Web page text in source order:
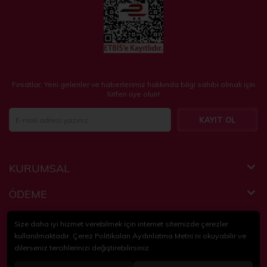
Fırsatlar, Yeni gelenler ve haberlerimiz hakkında bilgi sahibi olmak için
lütfen üye olun!
KAYIT OL
KURUMSAL
ÖDEME
FAYDALI BİLGİLER
© 2018-2024KidsPartim. Tüm hakları saklıdır.
Size daha iyi hizmet verebilmek için internet sitemizde çerezler
kullanılmaktadır. Çerez Politikaları Aydınlatma Metni’ni okuyabilir ve
dilerseniz tercihlerinizi değiştirebilirsiniz.